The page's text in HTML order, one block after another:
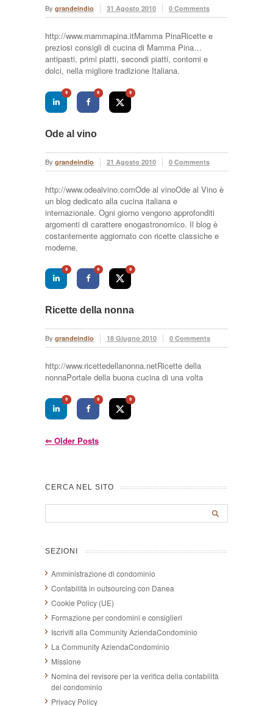
By grandeindio 31 Agosto 2010 0 Comments
http://www.mammapina.itMamma PinaRicette e
preziosi consigli di cucina di Mamma Pina…
antipasti, primi piatti, secondi piatti, contorni e
dolci, nella migliore tradizione Italiana.
0 0 0
Ode al vino
By grandeindio 21 Agosto 2010 0 Comments
http://www.odealvino.comOde al vinoOde al Vino è
un blog dedicato alla cucina italiana e
internazionale. Ogni giorno vengono approfonditi
argomenti di carattere enogastronomico. Il blog è
costantemente aggiornato con ricette classiche e
moderne.
0 0 0
Ricette della nonna
By grandeindio 18 Giugno 2010 0 Comments
http://www.ricettedellanonna.netRicette della
nonnaPortale della buona cucina di una volta
0 0 0
⇐ Older Posts
CERCA NEL SITO
SEZIONI
Amministrazione di condominio
Contabilità in outsourcing con Danea
Cookie Policy (UE)
Formazione per condomini e consiglieri
Iscriviti alla Community AziendaCondominio
La Community AziendaCondominio
Missione
Nomina del revisore per la verifica della contabilità
del condominio
Privacy Policy